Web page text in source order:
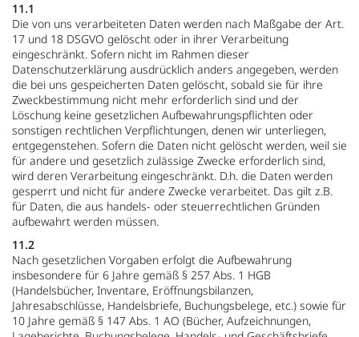
11.1
Die von uns verarbeiteten Daten werden nach Maßgabe der Art.
17 und 18 DSGVO gelöscht oder in ihrer Verarbeitung
eingeschränkt. Sofern nicht im Rahmen dieser
Datenschutzerklärung ausdrücklich anders angegeben, werden
die bei uns gespeicherten Daten gelöscht, sobald sie für ihre
Zweckbestimmung nicht mehr erforderlich sind und der
Löschung keine gesetzlichen Aufbewahrungspflichten oder
sonstigen rechtlichen Verpflichtungen, denen wir unterliegen,
entgegenstehen. Sofern die Daten nicht gelöscht werden, weil sie
für andere und gesetzlich zulässige Zwecke erforderlich sind,
wird deren Verarbeitung eingeschränkt. D.h. die Daten werden
gesperrt und nicht für andere Zwecke verarbeitet. Das gilt z.B.
für Daten, die aus handels- oder steuerrechtlichen Gründen
aufbewahrt werden müssen.
11.2
Nach gesetzlichen Vorgaben erfolgt die Aufbewahrung
insbesondere für 6 Jahre gemäß § 257 Abs. 1 HGB
(Handelsbücher, Inventare, Eröffnungsbilanzen,
Jahresabschlüsse, Handelsbriefe, Buchungsbelege, etc.) sowie für
10 Jahre gemäß § 147 Abs. 1 AO (Bücher, Aufzeichnungen,